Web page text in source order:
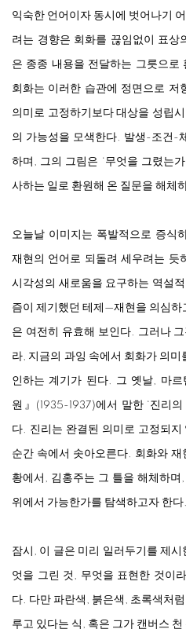
익숙한 언어이자 동시에 벗어나기
려는 경향은 회화를 끊임없이 표상
은 종종 내용을 전달하는 그릇으로
회화는 이러한 습관에 정면으로 저
의미로 고정하기보다 대상을 성립
의 가능성을 모색한다. 발생-조건-
하며, 그의 그림은 ‘무엇을 그렸는
사하는 일로 환원해 온 질문을 해체
오늘날 이미지는 폭발적으로 증식
재현의 언어로 되돌려 세우려는 듯
시각성의 새로움을 요구하는 역설
즘이 제기했던 테제—재현을 의심
은 여전히 유효해 보인다. 그러나
라, 지금의 과잉 속에서 회화가 의
인하는 계기가 된다. 그 옛날, 마
원』(1935-1937)에서 말한 ‘진리
다. 진리는 완결된 의미로 고정되
순간 속에서 솟아오른다. 회화와
황에서, 김홍주는 그 틀을 해체하며
위에서 가능한가를 탐색하고자 한다.
잠시, 이 글은 미리 일러두기를 제
엇을 그린 것, 무엇을 표현한 것이
다. 다만 파란색, 붉은색, 초록색처
루고 있다는 식, 혹은 그가 캔버스